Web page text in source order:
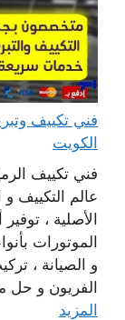
الكويت
فني تكييف
عالم التكييف و
الأصلية ،
الموتورات
و الصيانة ،
الفريون و حل
المزيد